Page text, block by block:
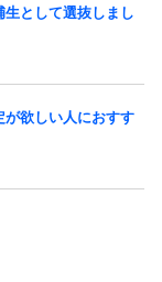
生として選抜しまし
欲しい人におすす